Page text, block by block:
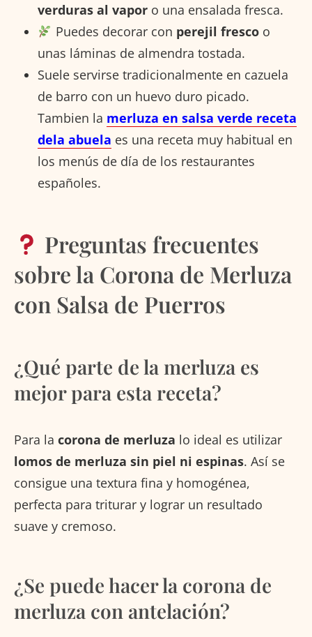
verduras al vapor o una ensalada fresca.
Puedes decorar con perejil frescoo
unas láminas de almendra tostada.
Suele servirse tradicionalmente en cazuela
de barro con un huevo duro picado.
Tambien la merluza en salsa verde receta
dela abuela es una receta muy habitual en
los menús de día de los restaurantes
españoles.
Preguntas frecuentes
sobre la Corona de Merluza
con Salsa de Puerros
¿Qué parte de la merluza es
mejor para esta receta?
Para la corona de merluza lo ideal es utilizar
lomos de merluza sin piel ni espinas. Así se
consigue una textura fina y homogénea,
perfecta para triturar y lograr un resultado
suave y cremoso.
¿Se puede hacer la corona de
merluza con antelación?